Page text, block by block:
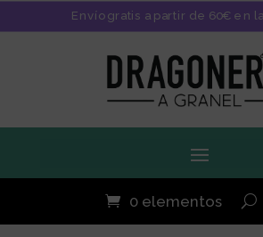
Envío gratis a partir de 60€ en
0 elementos